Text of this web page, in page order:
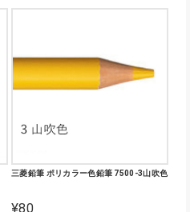
三菱鉛筆 ポリカラー色鉛筆 7500-3山吹色
¥80